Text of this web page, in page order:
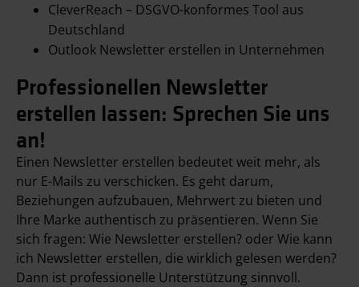
CleverReach – DSGVO-konformes Tool aus
Deutschland
Outlook Newsletter erstellen in Unternehmen
Professionellen Newsletter
erstellen lassen: Sprechen Sie uns
an!
Einen Newsletter erstellen bedeutet weit mehr, als
nur E-Mails zu verschicken. Es geht darum,
Beziehungen aufzubauen, Mehrwert zu bieten und
Ihre Marke authentisch zu präsentieren. Wenn Sie
sich fragen: Wie Newsletter erstellen? oder Wie kann
ich Newsletter erstellen, die wirklich gelesen werden?
Dann ist professionelle Unterstützung sinnvoll.